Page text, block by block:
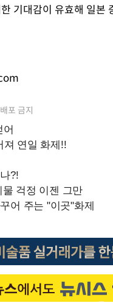
기대감이 유효해 일본
포 금지